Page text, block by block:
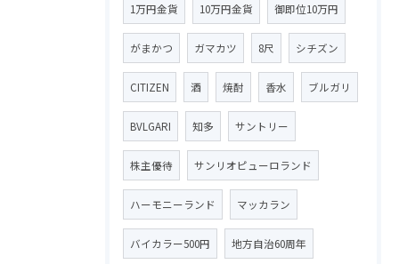
1万円金貨 10万円金貨 御即位10万円
がまかつ ガマカツ 8尺 シチズン
CITIZEN 酒 焼酎 香水 ブルガリ
BVLGARI 知多 サントリー
株主優待 サンリオピューロランド
ハーモニーランド マッカラン
バイカラー500円 地方自治60周年